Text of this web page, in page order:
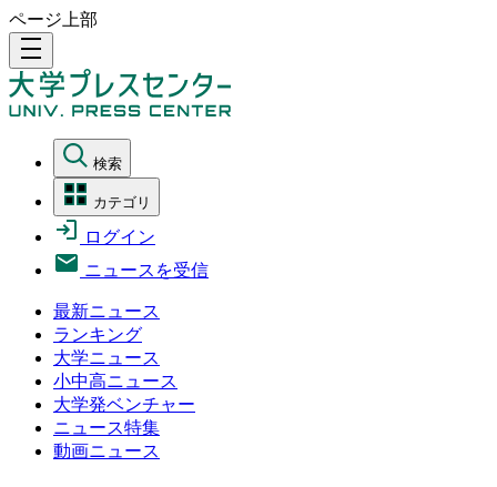
ページ上部
density_medium
検索
カテゴリ
ログイン
ニュースを受信
最新ニュース
ランキング
大学ニュース
小中高ニュース
大学発ベンチャー
ニュース特集
動画ニュース